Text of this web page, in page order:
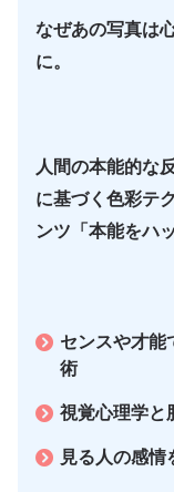
なぜあの写真は
に。
人間の本能的な
に基づく色彩テ
ンツ「本能をハ
センスや才能
術
視覚心理学と
見る人の感